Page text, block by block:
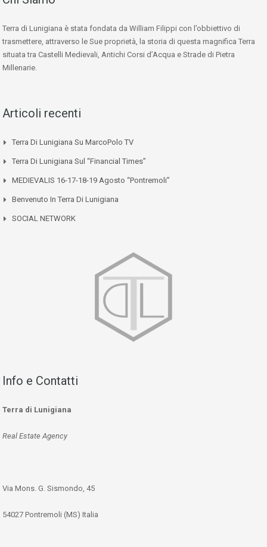
Terra di Lunigiana è stata fondata da William Filippi con l’obbiettivo di
trasmettere, attraverso le Sue proprietà, la storia di questa magnifica Terra
situata tra Castelli Medievali, Antichi Corsi d’Acqua e Strade di Pietra
Millenarie.
Articoli recenti
Terra Di Lunigiana Su MarcoPolo TV
Terra Di Lunigiana Sul “Financial Times”
MEDIEVALIS 16-17-18-19 Agosto “Pontremoli”
Benvenuto In Terra Di Lunigiana
SOCIAL NETWORK
Info e Contatti
Terra di Lunigiana
Real Estate Agency
Via Mons. G. Sismondo, 45
54027 Pontremoli (MS) Italia